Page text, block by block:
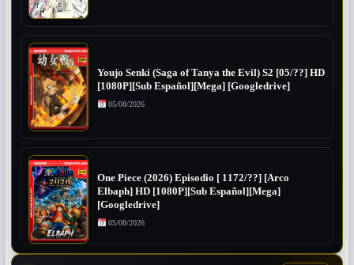
Youjo Senki (Saga of Tanya the Evil) S2 [05/??] HD
[1080P][Sub Español][Mega] [Googledrive]
05/08/2026
One Piece (2026) Episodio [ 1172/??] [Arco
Elbaph] HD [1080P][Sub Español][Mega]
[Googledrive]
05/08/2026